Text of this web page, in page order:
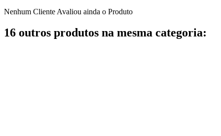
Nenhum Cliente Avaliou ainda o Produto
16 outros produtos na mesma categoria: